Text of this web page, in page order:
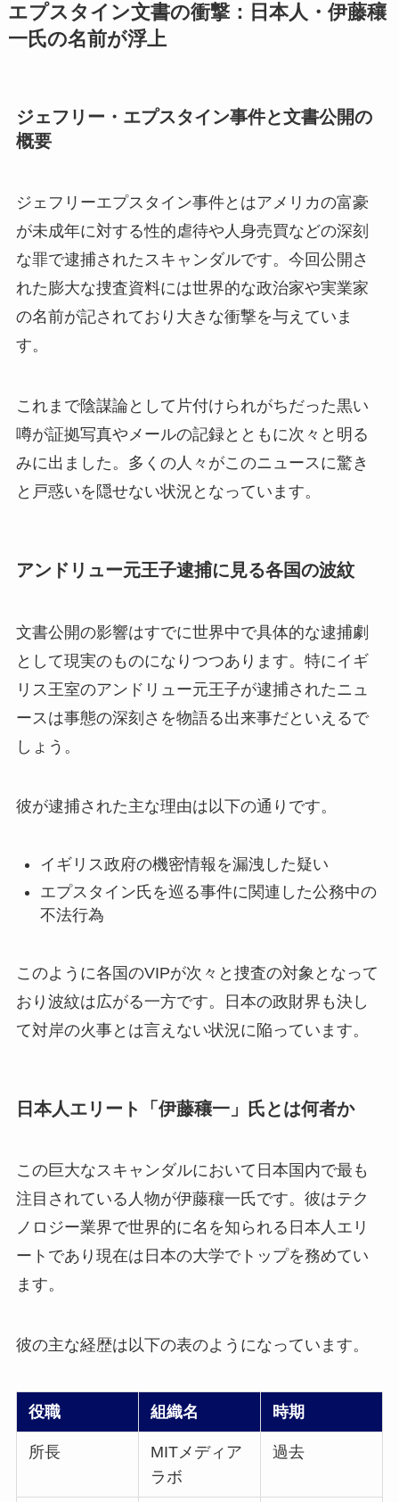
エプスタイン文書の衝撃：日本人・伊藤穰
一氏の名前が浮上
ジェフリー・エプスタイン事件と文書公開の
概要
ジェフリーエプスタイン事件とはアメリカの富豪
が未成年に対する性的虐待や人身売買などの深刻
な罪で逮捕されたスキャンダルです。今回公開さ
れた膨大な捜査資料には世界的な政治家や実業家
の名前が記されており大きな衝撃を与えていま
す。
これまで陰謀論として片付けられがちだった黒い
噂が証拠写真やメールの記録とともに次々と明る
みに出ました。多くの人々がこのニュースに驚き
と戸惑いを隠せない状況となっています。
アンドリュー元王子逮捕に見る各国の波紋
文書公開の影響はすでに世界中で具体的な逮捕劇
として現実のものになりつつあります。特にイギ
リス王室のアンドリュー元王子が逮捕されたニュ
ースは事態の深刻さを物語る出来事だといえるで
しょう。
彼が逮捕された主な理由は以下の通りです。
イギリス政府の機密情報を漏洩した疑い
エプスタイン氏を巡る事件に関連した公務中の
不法行為
このように各国のVIPが次々と捜査の対象となって
おり波紋は広がる一方です。日本の政財界も決し
て対岸の火事とは言えない状況に陥っています。
日本人エリート「伊藤穰一」氏とは何者か
この巨大なスキャンダルにおいて日本国内で最も
注目されている人物が伊藤穰一氏です。彼はテク
ノロジー業界で世界的に名を知られる日本人エリ
ートであり現在は日本の大学でトップを務めてい
ます。
彼の主な経歴は以下の表のようになっています。
役職 組織名 時期
所長
MITメディア
ラボ
過去